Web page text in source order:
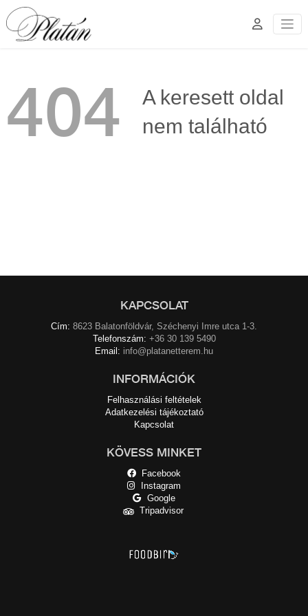
404
A keresett oldal
nem található
KAPCSOLAT
Cím: 8623 Balatonföldvár, Széchenyi Imre utca 1-3.
Telefonszám: +36 30 139 5490
Email: info@platanetterem.hu
INFORMÁCIÓK
Felhasználási feltételek
Adatkezelési tájékoztató
Kapcsolat
KÖVESS MINKET
Facebook
Instagram
Google
Tripadvisor